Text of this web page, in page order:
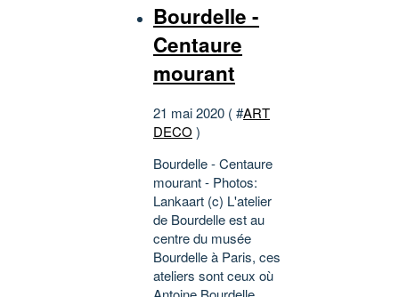
Bourdelle -
Centaure
mourant
21 mai 2020 ( #ART
DECO )
Bourdelle - Centaure
mourant - Photos:
Lankaart (c) L'atelier
de Bourdelle est au
centre du musée
Bourdelle à Paris, ces
ateliers sont ceux où